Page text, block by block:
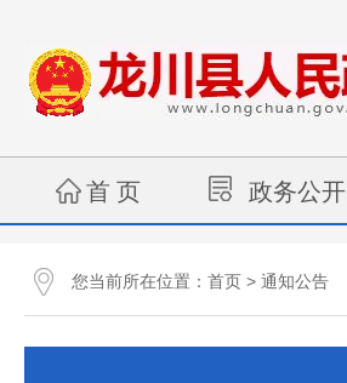
首 页 政务公开
您当前所在位置： 首页 > 通知公告